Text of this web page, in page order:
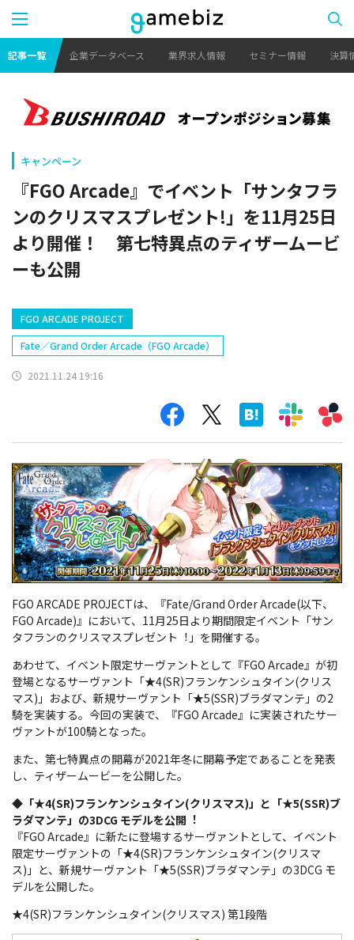
記事一覧 企業データベース 業界求人情報 セミナー情報 決算
キャンペーン
『FGO Arcade』でイベント「サンタフラ
ンのクリスマスプレゼント!」を11月25日
より開催！ 第七特異点のティザームービ
ーも公開
FGO ARCADE PROJECT
Fate／Grand Order Arcade（FGO Arcade）
2021.11.24 19:16
FGO ARCADE PROJECTは、『Fate/Grand Order Arcade(以下、
FGO Arcade)』において、11月25日より期間限定イベント「サン
タフランのクリスマスプレゼント︕」を開催する。
あわせて、イベント限定サーヴァントとして『FGO Arcade』が初
登場となるサーヴァント「★4(SR)フランケンシュタイン(クリス
マス)」および、新規サーヴァント「★5(SSR)ブラダマンテ」の2
騎を実装する。今回の実装で、『FGO Arcade』に実装されたサー
ヴァントが100騎となった。
また、第七特異点の開幕が2021年冬に開幕予定であることを発表
し、ティザームービーを公開した。
◆「★4(SR)フランケンシュタイン(クリスマス)」と「★5(SSR)ブ
ラダマンテ」の3DCG モデルを公開︕
『FGO Arcade』に新たに登場するサーヴァントとして、イベント
限定サーヴァントの「★4(SR)フランケンシュタイン(クリスマ
ス)」と、新規サーヴァント「★5(SSR)ブラダマンテ」の3DCG モ
デルを公開した。
★4(SR)フランケンシュタイン(クリスマス) 第1段階